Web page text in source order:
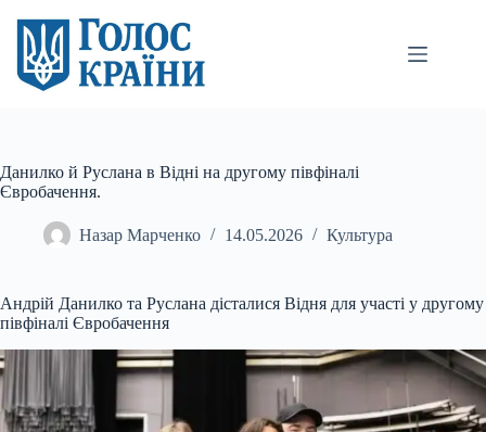
вмісту
Данилко й Руслана в Відні на другому півфіналі
Євробачення.
Назар Марченко 14.05.2026 Культура
Андрій Данилко та Руслана дісталися Відня для участі у другому
півфіналі Євробачення